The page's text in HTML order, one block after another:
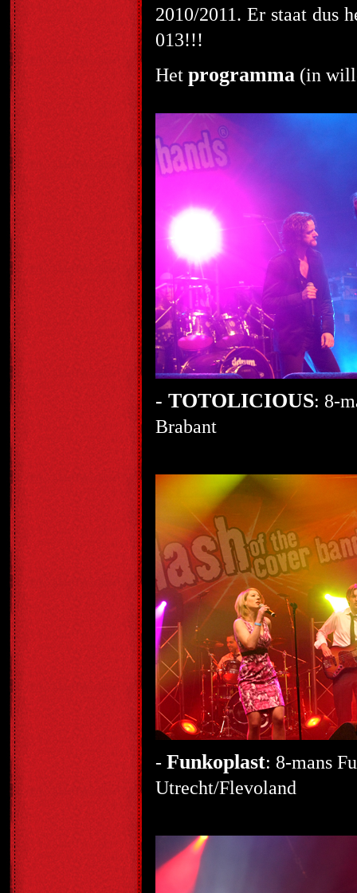
2010/2011. Er staat dus
013!!!
Het programma (in
- TOTOLICIOUS: 8-
Brabant
- Funkoplast: 8-mans
Utrecht/Flevoland